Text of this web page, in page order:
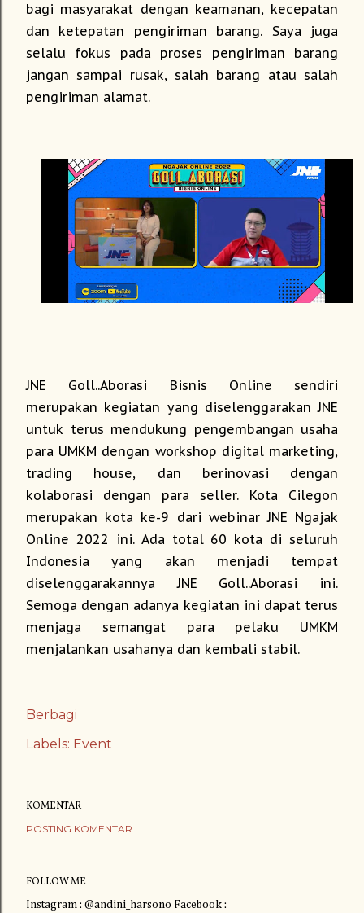
bagi masyarakat dengan keamanan, kecepatan
dan ketepatan pengiriman barang. Saya juga
selalu fokus pada proses pengiriman barang
jangan sampai rusak, salah barang atau salah
pengiriman alamat.
JNE Goll..Aborasi Bisnis Online sendiri
merupakan kegiatan yang diselenggarakan JNE
untuk terus mendukung pengembangan usaha
para UMKM dengan workshop digital marketing,
trading house, dan berinovasi dengan
kolaborasi dengan para seller. Kota Cilegon
merupakan kota ke-9 dari webinar JNE Ngajak
Online 2022 ini. Ada total 60 kota di seluruh
Indonesia yang akan menjadi tempat
diselenggarakannya JNE Goll..Aborasi ini.
Semoga dengan adanya kegiatan ini dapat terus
menjaga semangat para pelaku UMKM
menjalankan usahanya dan kembali stabil.
Berbagi
Labels: Event
KOMENTAR
POSTING KOMENTAR
FOLLOW ME
Instagram : @andini_harsono Facebook :